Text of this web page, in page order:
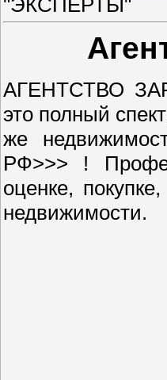
АГЕНТСТВО
это полный
же
РФ>>> !
оценке,
недвижимости.